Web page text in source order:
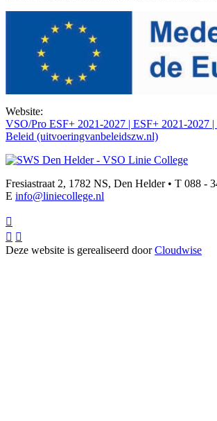
Website:
VSO/Pro ESF+ 2021-2027 | ESF+ 2021-2027
Beleid (uitvoeringvanbeleidszw.nl)
Fresiastraat 2, 1782 NS, Den Helder • T 088 -
E info@liniecollege.nl

 
Deze website is gerealiseerd doorCloudwise